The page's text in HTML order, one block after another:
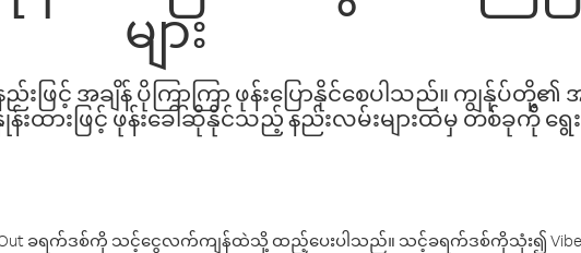
များ
ြင့် အချိန် ပိုကြာကြာ ဖုန်းပြောနိုင်စေပါသည်။ ကျွန်ုပ်တို့
ထားဖြင့် ဖုန်းခေါ်ဆိုနိုင်သည့် နည်းလမ်းများထဲမှ တစ်ခုကို ရွေး
ခရက်ဒစ်ကို သင့်ငွေလက်ကျန်ထဲသို့ ထည့်ပေးပါသည်။ သင့်ခရက်ဒစ်ကိုသုံး၍